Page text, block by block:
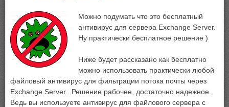
Можно подумать что это бесплатный
антивирус для сервера Exchange Server.
Ну практически бесплатное решение )
Ниже будет рассказано как бесплатно
можно использовать практически любой
файловый антивирус для фильтрации потока почты через
Exchange Server. Решение рабочее, достаточно надежное.
Ведь вы используете антивирус для файлового сервера с